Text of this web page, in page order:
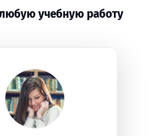
учебную работу